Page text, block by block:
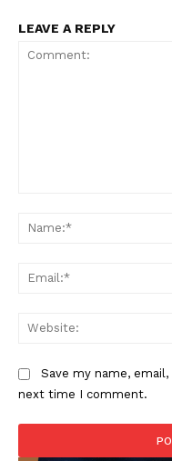
LEAVE A REPLY
Save my name,
next time I comment.